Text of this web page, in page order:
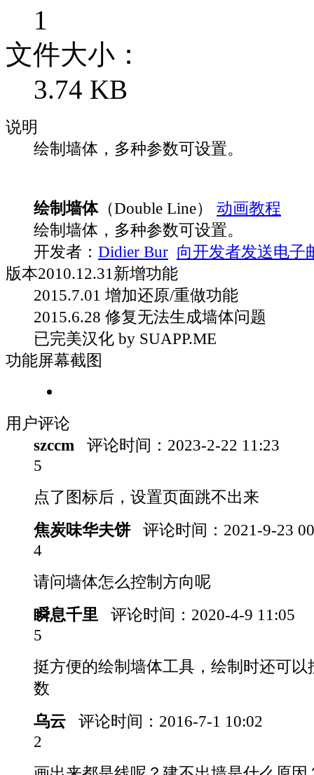
1
文件大小：
3.74 KB
说明
绘制墙体，多种参数可设置。
绘制墙体（Double Line）
动画教程
绘制墙体，多种参数可设置。
开发者： Didier Bur 向开发者发送电子
版本2010.12.31 新增功能
2015.7.01 增加还原/重做功能
2015.6.28 修复无法生成墙体问题
已完美汉化 by SUAPP.ME
功能屏幕截图
用户评论
szccm
评论时间： 2023-2-22 11:23
5
点了图标后，设置页面跳不出来
焦炭味华夫饼
评论时间： 2021-9-23
4
请问墙体怎么控制方向呢
瞬息千里
评论时间： 2020-4-9 11:05
5
挺方便的绘制墙体工具，绘制时还可以
数
乌云
评论时间： 2016-7-1 10:02
2